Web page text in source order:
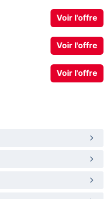
Voir l'offre
Voir l'offre
Voir l'offre